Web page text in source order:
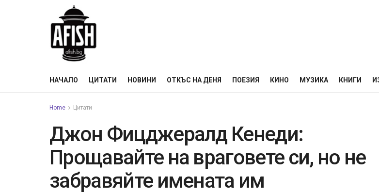
НАЧАЛО ЦИТАТИ НОВИНИ ОТКЪС НА ДЕНЯ ПОЕЗИЯ КИНО МУЗИКА КНИГИ
Home Цитати
Джон Фицджералд Кенеди:
Прощавайте на враговете си, но не
забравяйте имената им